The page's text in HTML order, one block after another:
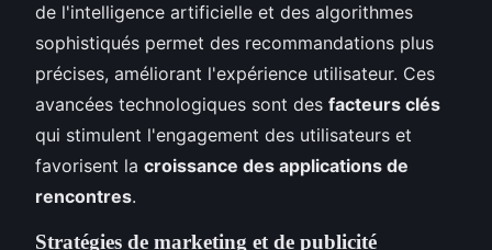
de l'intelligence artificielle et des algorithmes
sophistiqués permet des recommandations plus
précises, améliorant l'expérience utilisateur. Ces
avancées technologiques sont des facteurs clés
qui stimulent l'engagement des utilisateurs et
favorisent la croissance des applications de
rencontres.
Stratégies de marketing et de publicité